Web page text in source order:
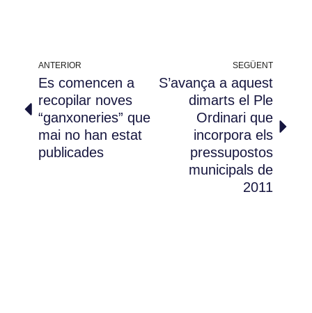
ANTERIOR
Es comencen a
recopilar noves
“ganxoneries” que
mai no han estat
publicades
SEGÜENT
S’avança a aquest
dimarts el Ple
Ordinari que
incorpora els
pressupostos
municipals de
2011